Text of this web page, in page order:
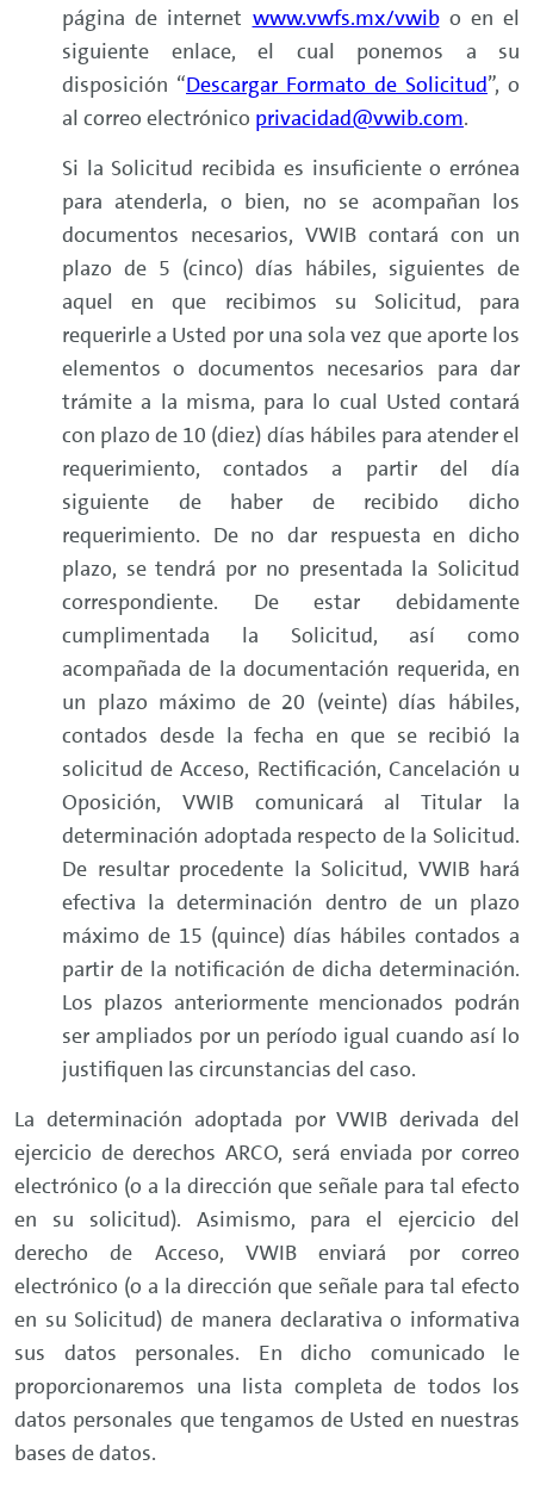
página de internet www.vwfs.mx/vwibo en el
siguiente enlace, el cual ponemos a su
disposición “Descargar Formato de Solicitud”, o
al correo electrónico privacidad@vwib.com.
Si la Solicitud recibida es insuficiente o errónea
para atenderla, o bien, no se acompañan los
documentos necesarios, VWIB contará con un
plazo de 5 (cinco) días hábiles, siguientes de
aquel en que recibimos su Solicitud, para
requerirle a Usted por una sola vez que aporte los
elementos o documentos necesarios para dar
trámite a la misma, para lo cual Usted contará
con plazo de 10 (diez) días hábiles para atender el
requerimiento, contados a partir del día
siguiente de haber de recibido dicho
requerimiento. De no dar respuesta en dicho
plazo, se tendrá por no presentada la Solicitud
correspondiente. De estar debidamente
cumplimentada la Solicitud, así como
acompañada de la documentación requerida, en
un plazo máximo de 20 (veinte) días hábiles,
contados desde la fecha en que se recibió la
solicitud de Acceso, Rectificación, Cancelación u
Oposición, VWIB comunicará al Titular la
determinación adoptada respecto de la Solicitud.
De resultar procedente la Solicitud, VWIB hará
efectiva la determinación dentro de un plazo
máximo de 15 (quince) días hábiles contados a
partir de la notificación de dicha determinación.
Los plazos anteriormente mencionados podrán
ser ampliados por un período igual cuando así lo
justifiquen las circunstancias del caso.
La determinación adoptada por VWIB derivada del
ejercicio de derechos ARCO, será enviada por correo
electrónico (o a la dirección que señale para tal efecto
en su solicitud). Asimismo, para el ejercicio del
derecho de Acceso, VWIB enviará por correo
electrónico (o a la dirección que señale para tal efecto
en su Solicitud) de manera declarativa o informativa
sus datos personales. En dicho comunicado le
proporcionaremos una lista completa de todos los
datos personales que tengamos de Usted en nuestras
bases de datos.